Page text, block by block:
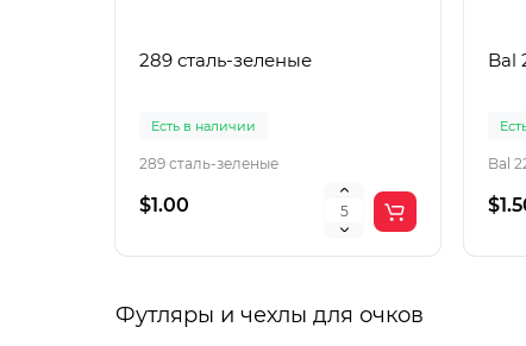
289 сталь-зеленые
Есть в наличии
289 сталь-зеленые
$1.00
Bal
Bal
Футляры и чехлы для очков